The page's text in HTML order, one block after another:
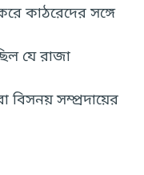
কাঠরেদের সঙ্গে
যে রাজা
সম্প্রদায়ের